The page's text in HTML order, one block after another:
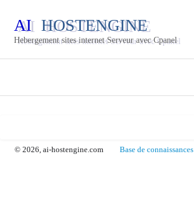
AI HOSTENGINE
Hebergement sites internet Serveur avec Cpanel
© 2026, ai-hostengine.com Base de connaissances